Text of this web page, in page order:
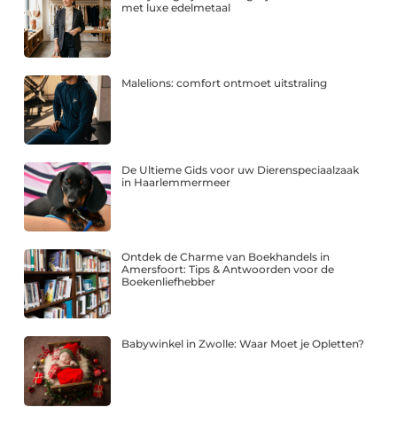
met luxe edelmetaal
Malelions: comfort ontmoet uitstraling
De Ultieme Gids voor uw Dierenspeciaalzaak
in Haarlemmermeer
Ontdek de Charme van Boekhandels in
Amersfoort: Tips & Antwoorden voor de
Boekenliefhebber
Babywinkel in Zwolle: Waar Moet je Opletten?